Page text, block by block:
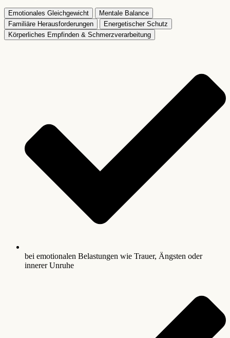
Emotionales Gleichgewicht
Mentale Balance
Familiäre Herausforderungen
Energetischer Schutz
Körperliches Empfinden & Schmerzverarbeitung
bei emotionalen Belastungen wie Trauer, Ängsten oder
innerer Unruhe